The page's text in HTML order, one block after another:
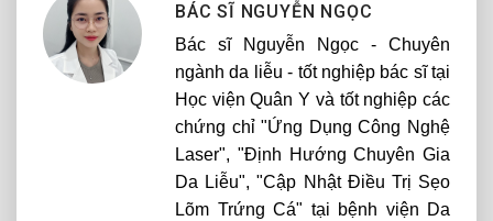
BÁC SĨ NGUYỄN NGỌC
Bác sĩ Nguyễn Ngọc - Chuyên
ngành da liễu - tốt nghiệp bác sĩ tại
Học viện Quân Y và tốt nghiệp các
chứng chỉ "Ứng Dụng Công Nghệ
Laser", "Định Hướng Chuyên Gia
Da Liễu", "Cập Nhật Điều Trị Sẹo
Lõm Trứng Cá" tại bệnh viện Da